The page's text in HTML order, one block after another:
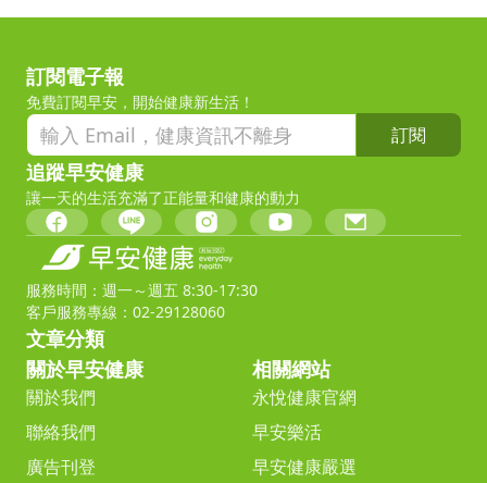
訂閱電子報
免費訂閱早安，開始健康新生活！
訂閱
追蹤早安健康
讓一天的生活充滿了正能量和健康的動力
服務時間：週一～週五 8:30-17:30
客戶服務專線：02-29128060
文章分類
關於早安健康
關於我們
聯絡我們
廣告刊登
相關網站
永悅健康官網
早安樂活
早安健康嚴選